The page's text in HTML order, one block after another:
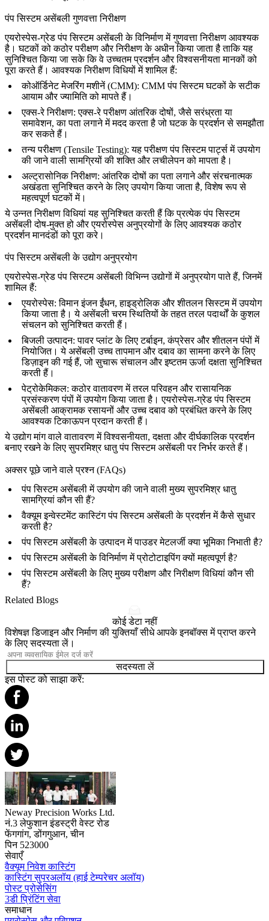
पंप सिस्टम असेंबली गुणवत्ता निरीक्षण
एयरोस्पेस-ग्रेड पंप सिस्टम असेंबली के विनिर्माण में गुणवत्ता निरीक्षण आवश्यक
है। घटकों को कठोर परीक्षण और निरीक्षण के अधीन किया जाता है ताकि यह
सुनिश्चित किया जा सके कि वे उच्चतम प्रदर्शन और विश्वसनीयता मानकों को
पूरा करते हैं। आवश्यक निरीक्षण विधियों में शामिल हैं:
कोऑर्डिनेट मेजरिंग मशीनें (CMM): CMM पंप सिस्टम घटकों के सटीक
आयाम और ज्यामिति को मापते हैं।
एक्स-रे निरीक्षण: एक्स-रे परीक्षण आंतरिक दोषों, जैसे सरंध्रता या
समावेशन, का पता लगाने में मदद करता है जो घटक के प्रदर्शन से समझौता
कर सकते हैं।
तन्य परीक्षण (Tensile Testing): यह परीक्षण पंप सिस्टम पार्ट्स में उपयोग
की जाने वाली सामग्रियों की शक्ति और लचीलेपन को मापता है।
अल्ट्रासोनिक निरीक्षण: आंतरिक दोषों का पता लगाने और संरचनात्मक
अखंडता सुनिश्चित करने के लिए उपयोग किया जाता है, विशेष रूप से
महत्वपूर्ण घटकों में।
ये उन्नत निरीक्षण विधियां यह सुनिश्चित करती हैं कि प्रत्येक पंप सिस्टम
असेंबली दोष-मुक्त हो और एयरोस्पेस अनुप्रयोगों के लिए आवश्यक कठोर
प्रदर्शन मानदंडों को पूरा करे।
पंप सिस्टम असेंबली के उद्योग अनुप्रयोग
एयरोस्पेस-ग्रेड पंप सिस्टम असेंबलीविभिन्न उद्योगों में अनुप्रयोग पाते हैं, जिनमें
शामिल हैं:
एयरोस्पेस: विमान इंजन ईंधन, हाइड्रोलिक और शीतलन सिस्टम में उपयोग
किया जाता है। ये असेंबली चरम स्थितियों के तहत तरल पदार्थों के कुशल
संचलन को सुनिश्चित करती हैं।
बिजली उत्पादन: पावर प्लांट के लिए टर्बाइन, कंप्रेसर और शीतलन पंपों में
नियोजित। ये असेंबली उच्च तापमान और दबाव का सामना करने के लिए
डिज़ाइन की गई हैं, जो सुचारू संचालन और इष्टतम ऊर्जा दक्षता सुनिश्चित
करती हैं।
पेट्रोकेमिकल: कठोर वातावरण में तरल परिवहन और रासायनिक
प्रसंस्करण पंपों में उपयोग किया जाता है।एयरोस्पेस-ग्रेड पंप सिस्टम
असेंबली आक्रामक रसायनों और उच्च दबाव को प्रबंधित करने के लिए
आवश्यक टिकाऊपन प्रदान करती हैं।
ये उद्योग मांग वाले वातावरण में विश्वसनीयता, दक्षता और दीर्घकालिक प्रदर्शन
बनाए रखने के लिएसुपरमिश्र धातु पंप सिस्टम असेंबलीपर निर्भर करते हैं।
अक्सर पूछे जाने वाले प्रश्न (FAQs)
पंप सिस्टम असेंबली में उपयोग की जाने वाली मुख्य सुपरमिश्र धातु
सामग्रियां कौन सी हैं?
वैक्यूम इन्वेस्टमेंट कास्टिंग पंप सिस्टम असेंबली के प्रदर्शन में कैसे सुधार
करती है?
पंप सिस्टम असेंबली के उत्पादन में पाउडर मेटलर्जी क्या भूमिका निभाती है?
पंप सिस्टम असेंबली के विनिर्माण में प्रोटोटाइपिंग क्यों महत्वपूर्ण है?
पंप सिस्टम असेंबली के लिए मुख्य परीक्षण और निरीक्षण विधियां कौन सी
हैं?
Related Blogs
कोई डेटा नहीं
विशेषज्ञ डिजाइन और निर्माण की युक्तियाँ सीधे आपके इनबॉक्स में प्राप्त करने
के लिए सदस्यता लें।
सदस्यता लें
इस पोस्ट को साझा करें:
Neway Precision Works Ltd.
नं.3 लेफुशान इंडस्ट्री वेस्ट रोड
फेंगगांग, डोंगगुआन, चीन
पिन 523000
सेवाएँ
वैक्यूम निवेश कास्टिंग
कास्टिंग सुपरअलॉय (हाई टेम्परेचर अलॉय)
पोस्ट प्रोसेसिंग
3डी प्रिंटिंग सेवा
समाधान